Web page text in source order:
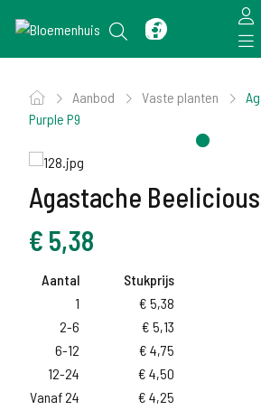
Aanbod Vaste planten
Purple P9
Agastache
€ 5,38
Aantal
Stukprijs
1
€ 5,38
2-6
€ 5,13
6-12
€ 4,75
12-24
€ 4,50
Vanaf 24
€ 4,25